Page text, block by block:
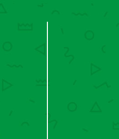
contact with us.